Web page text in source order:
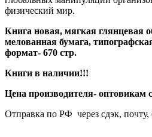
физический мир.
Книга новая, мягкая глянцевая
мелованная бумага,
формат- 670 стр.
Книги в наличии!!!
Цена производителя- оптовикам
Отправка по РФ через сдэк, почту,